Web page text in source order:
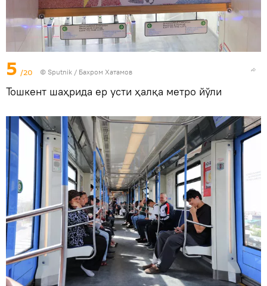
5 /20 © Sputnik / Бахром Хатамов
Тошкент шаҳрида ер усти ҳалқа метро йўли